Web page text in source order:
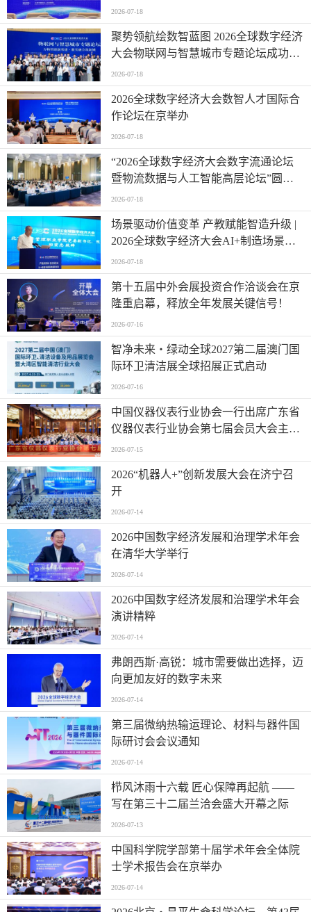
举办
2026-07-18
聚势领航绘数智蓝图 2026全球数字经济
大会物联网与智慧城市专题论坛成功举
办
2026-07-18
2026全球数字经济大会数智人才国际合
作论坛在京举办
2026-07-18
“2026全球数字经济大会数字流通论坛
暨物流数据与人工智能高层论坛”圆满
成功举办
2026-07-18
场景驱动价值变革 产教赋能智造升级 |
2026全球数字经济大会AI+制造场景落
地国际论坛成功举办
2026-07-18
第十五届中外会展投资合作洽谈会在京
隆重启幕，释放全年发展关键信号！
2026-07-16
智净未来・绿动全球2027第二届澳门国
际环卫清洁展全球招展正式启动
2026-07-16
中国仪器仪表行业协会一行出席广东省
仪器仪表行业协会第七届会员大会主题
活动并进行走访交流
2026-07-15
2026“机器人+”创新发展大会在济宁召
开
2026-07-14
2026中国数字经济发展和治理学术年会
在清华大学举行
2026-07-14
2026中国数字经济发展和治理学术年会
演讲精粹
2026-07-14
弗朗西斯·高锐：城市需要做出选择，迈
向更加友好的数字未来
2026-07-14
第三届微纳热输运理论、材料与器件国
际研讨会会议通知
2026-07-14
栉风沐雨十六载 匠心保障再起航 ——
写在第三十二届兰洽会盛大开幕之际
2026-07-13
中国科学院学部第十届学术年会全体院
士学术报告会在京举办
2026-07-14